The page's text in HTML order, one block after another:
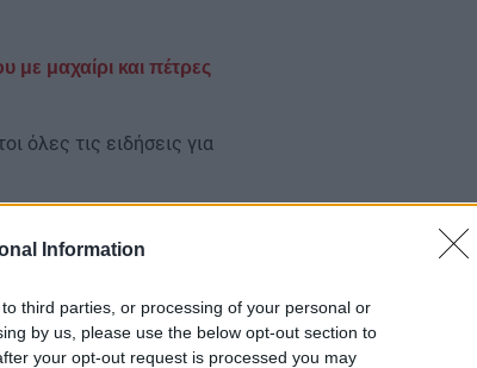
Information
third parties, or processing of your personal or
by us, please use the below opt-out section to
your opt-out request is processed you may
μαχαίρι και πέτρες
όλες τις ειδήσεις για